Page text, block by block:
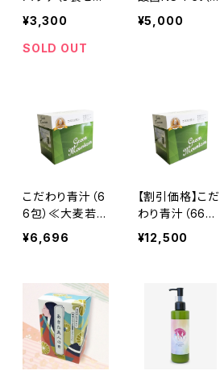
ト）
¥3,300
SOLD OUT
0粒）≪乳酸菌・
枯草菌・酵母菌
¥5,000
こだわり青汁（6
6包）≪大麦若
葉・カテキン・ミ
ネラル≫
¥6,696
【割引価格】こだ
わり青汁（66
包）×2箱セッ
ト ≪大麦若
¥12,500